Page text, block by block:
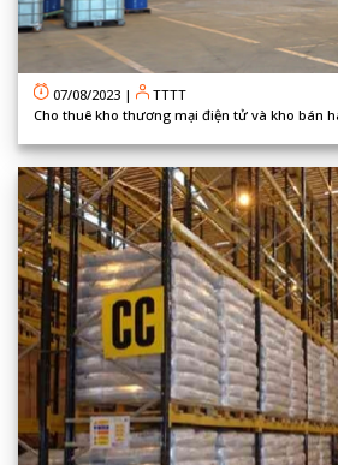
07/08/2023 |
TTTT
Cho thuê kho thương mại điện tử và kho bán